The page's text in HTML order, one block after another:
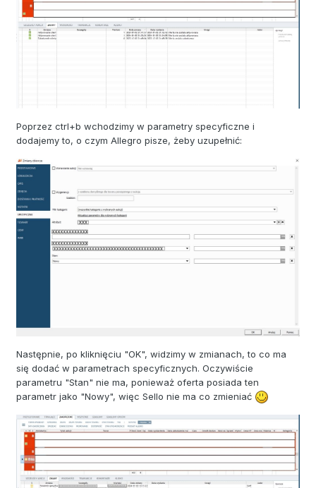
Poprzez ctrl+b wchodzimy w parametry specyficzne i
dodajemy to, o czym Allegro pisze, żeby uzupełnić:
Następnie, po kliknięciu "OK", widzimy w zmianach, to co ma
się dodać w parametrach specyficznych. Oczywiście
parametru "Stan" nie ma, ponieważ oferta posiada ten
parametr jako "Nowy", więc Sello nie ma co zmieniać